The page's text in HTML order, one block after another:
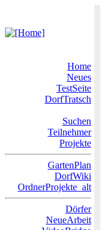
Home
Neues
TestSeite
DorfTratsch
Suchen
Teilnehmer
Projekte
GartenPlan
DorfWiki
OrdnerProjekte_alt
Dörfer
NeueArbeit